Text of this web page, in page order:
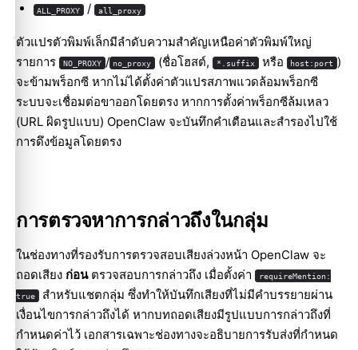
ALL_PROXY / all_proxy
ตัวแปรตัวพิมพ์เล็กมีลำดับความสำคัญเหนือค่าตัวพิมพ์ใหญ่
รายการ
NO_PROXY / no_proxy (ชื่อโฮสต์, *.suffix หรือ host:port )
จะข้ามพร็อกซี หากไม่ได้ตั้งค่าตัวแปรสภาพแวดล้อมพร็อกซี
ระบบจะเชื่อมต่อขาออกโดยตรง หากการตั้งค่าพร็อกซีล้มเหลว
(URL ผิดรูปแบบ) OpenClaw จะบันทึกคำเตือนและสำรองไปใช้
การดึงข้อมูลโดยตรง
การตรวจหาการกล่าวถึงในกลุ่ม
ในช่องทางที่รองรับการตรวจสอบเสียงล่วงหน้า OpenClaw จะ
ถอดเสียง ก่อนตรวจสอบการกล่าวถึง เมื่อตั้งค่า requireMention:
true สำหรับแชตกลุ่ม ซึ่งทำให้บันทึกเสียงที่ไม่มีคำบรรยายผ่าน
เงื่อนไขการกล่าวถึงได้ หากบทถอดเสียงมีรูปแบบการกล่าวถึงที่
กำหนดค่าไว้ เอกสารเฉพาะช่องทางจะอธิบายการรับส่งที่กำหนด